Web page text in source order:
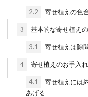
2.2 寄せ植えの色
3 基本的な寄せ植え
3.1 寄せ植えは隙
4 寄せ植えのお手入
4.1
寄せ植えには
あげる